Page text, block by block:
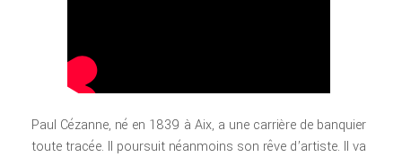
Paul Cézanne, né en 1839 à Aix, a une carrière de banquier
toute tracée. Il poursuit néanmoins son rêve d’artiste. Il va